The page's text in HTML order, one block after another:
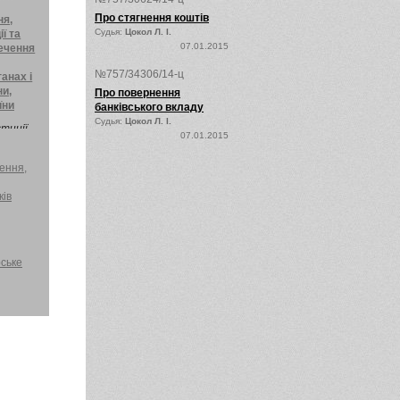
Про стягнення коштів
Судья: Цокол Л. І.
07.01.2015
№757/34306/14-ц
Про повернення
банківського вкладу
Судья: Цокол Л. І.
07.01.2015
та
і
та